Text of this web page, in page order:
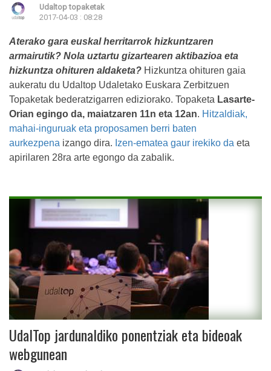
Udaltop topaketak
2017-04-03 : 08:28
Aterako gara euskal herritarrok hizkuntzaren
armairutik? Nola uztartu gizartearen aktibazioa eta
hizkuntza ohituren aldaketa? Hizkuntza ohituren gaia
aukeratu du Udaltop Udaletako Euskara Zerbitzuen
Topaketak bederatzigarren ediziorako. Topaketa Lasarte-
Orian egingo da, maiatzaren 11n eta 12an. Hitzaldiak,
mahai-inguruak eta proposamen berri baten
aurkezpena izango dira. Izen-ematea gaur irekiko da eta
apirilaren 28ra arte egongo da zabalik.
UdalTop jardunaldiko ponentziak eta bideoak
webgunean